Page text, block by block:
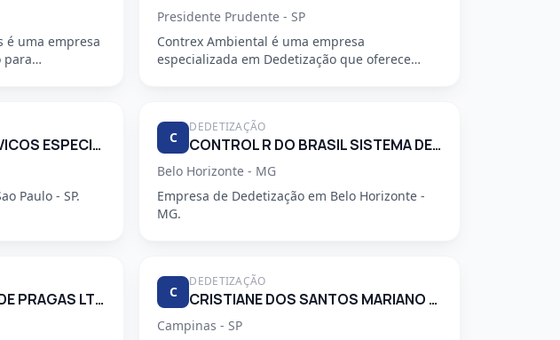
é uma empresa
para
Presidente Prudente - SP
Contrex Ambiental é uma empresa
especializada em Dedetização que oferece
CONTROL LIDER SERVICOS ESPECIALIZADOS LTDA
Paulo - SP.
C
DEDETIZAÇÃO
CONTROL R DO BRASIL SISTEMA DE CONTROLE AMBIENTAL LTDA
Belo Horizonte - MG
Empresa de Dedetização em Belo Horizonte -
MG.
COYOTE CONTROLE DE PRAGAS LTDA C
DEDETIZAÇÃO
CRISTIANE DOS SANTOS MARIANO 34248553830
Campinas - SP